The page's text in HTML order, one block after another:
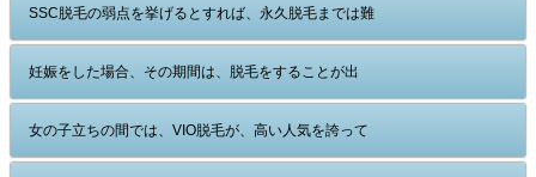
SSC脱毛の弱点を挙げるとすれば、永久脱毛までは難
妊娠をした場合、その期間は、脱毛をすることが出
女の子立ちの間では、VIO脱毛が、高い人気を誇って